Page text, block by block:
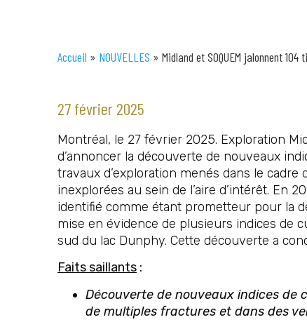
Accueil » NOUVELLES » Midland et SOQUEM jalonnent
27 février 2025
Montréal, le 27 février 2025. Exploration
d’annoncer la découverte de nouveaux
travaux d’exploration menés dans le cadre
inexplorées au sein de l’aire d’intérêt. En
identifié comme étant prometteur pour la
mise en évidence de plusieurs indices de
sud du lac Dunphy. Cette découverte a
Faits saillants :
Découverte de nouveaux indices de
de multiples fractures et dans des